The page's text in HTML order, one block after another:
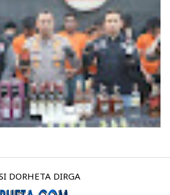
dan PPO Polda Sumut Resmi
Medan Rekomendasi
DORHETA DIRGA